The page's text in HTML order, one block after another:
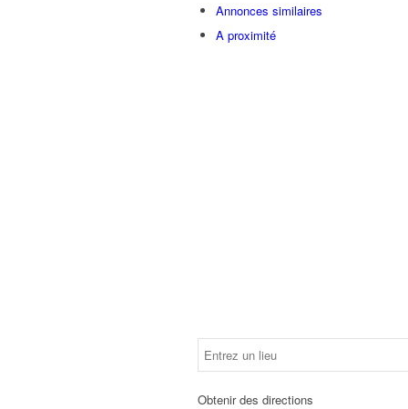
Annonces similaires
A proximité
Obtenir des directions